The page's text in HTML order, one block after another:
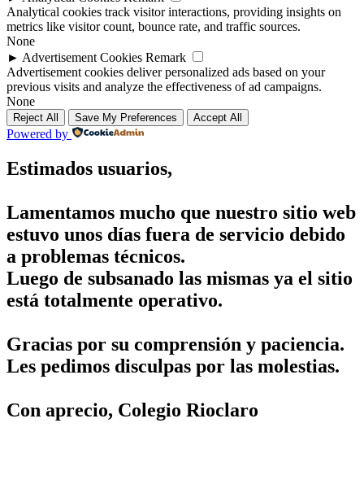
Analytical cookies track visitor interactions, providing insights on
metrics like visitor count, bounce rate, and traffic sources.
None
► Advertisement Cookies Remark
Advertisement cookies deliver personalized ads based on your
previous visits and analyze the effectiveness of ad campaigns.
None
Reject All Save My Preferences Accept All
Powered by
Estimados usuarios,
Lamentamos mucho que nuestro sitio web
estuvo unos días fuera de servicio debido
a problemas técnicos.
Luego de subsanado las mismas ya el sitio
está totalmente operativo.
Gracias por su comprensión y paciencia.
Les pedimos disculpas por las molestias.
Con aprecio, Colegio Rioclaro